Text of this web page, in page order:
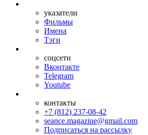
указатели
Фильмы
Имена
Тэги
соцсети
Вконтакте
Telegram
Youtube
контакты
+7 (812) 237-08-42
seance.magazine@gmail.com
Подписаться на рассылку